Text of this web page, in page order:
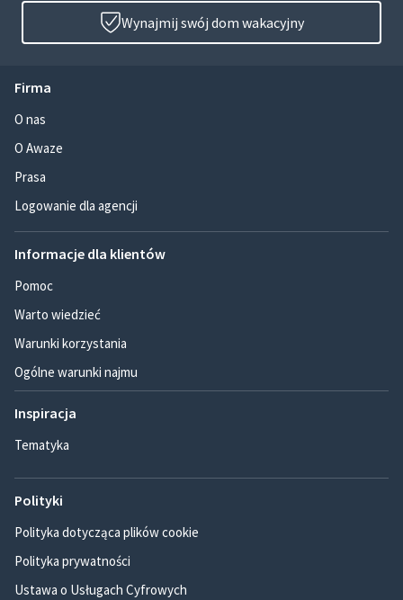
Wynajmij swój dom wakacyjny
Firma
O nas
O Awaze
Prasa
Logowanie dla agencji
Informacje dla klientów
Pomoc
Warto wiedzieć
Warunki korzystania
Ogólne warunki najmu
Inspiracja
Tematyka
Polityki
Polityka dotycząca plików cookie
Polityka prywatności
Ustawa o Usługach Cyfrowych